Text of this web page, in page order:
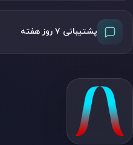
پشتیبانی ۷ روز هفته